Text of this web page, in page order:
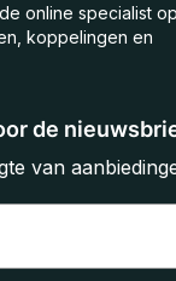
de
van
online specialist
koppelingen en